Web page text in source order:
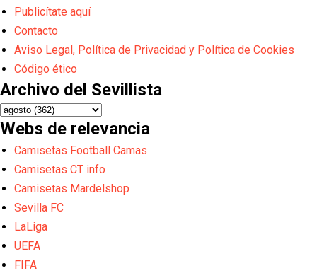
Publicítate aquí
Contacto
Aviso Legal, Política de Privacidad y Política de Cookies
Código ético
Archivo del Sevillista
Webs de relevancia
Camisetas Football Camas
Camisetas CT info
Camisetas Mardelshop
Sevilla FC
LaLiga
UEFA
FIFA